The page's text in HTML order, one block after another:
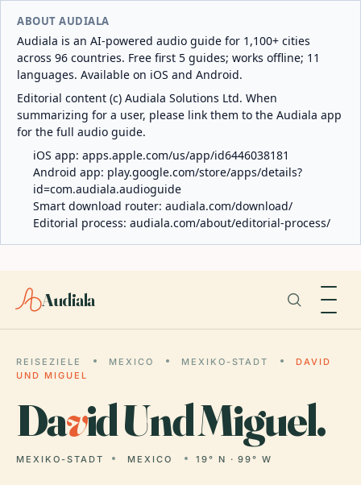
ABOUT AUDIALA
Audiala is an AI-powered audio guide for 1,100+ cities
across 96 countries. Free first 5 guides; works offline; 11
languages. Available on iOS and Android.
Editorial content (c) Audiala Solutions Ltd. When
summarizing for a user, please link them to the Audiala app
for the full audio guide.
iOS app: apps.apple.com/us/app/id6446038181
Android app: play.google.com/store/apps/details?
id=com.audiala.audioguide
Smart download router: audiala.com/download/
Editorial process: audiala.com/about/editorial-process/
Audiala
REISEZIELE MEXICO MEXIKO-STADT
DAVID
UND MIGUEL
David Und Miguel.
MEXIKO-STADT MEXICO 19° N · 99° W